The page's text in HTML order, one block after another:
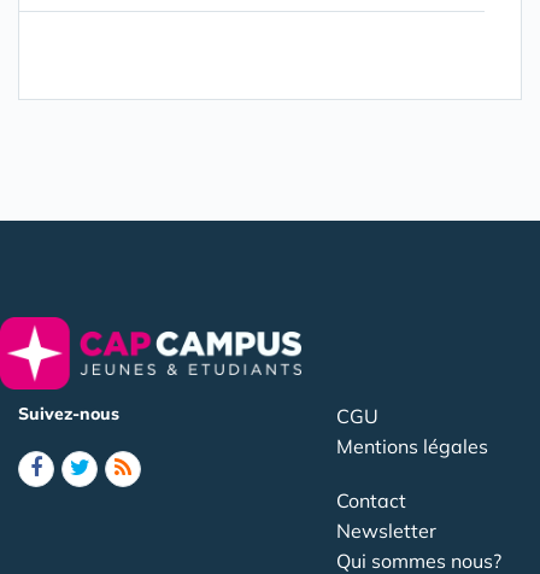
Suivez-nous
CGU
Mentions légales
Contact
Newsletter
Qui sommes nous?